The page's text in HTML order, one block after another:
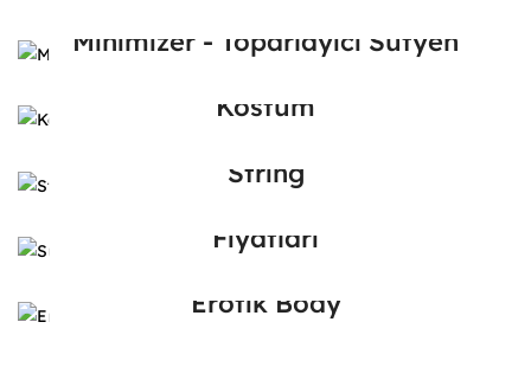
Minimizer - Toparlayıcı Sütyen
Kostüm
String
Sütyen Modelleri, Çeşitleri ve
Fiyatları
Erotik Body